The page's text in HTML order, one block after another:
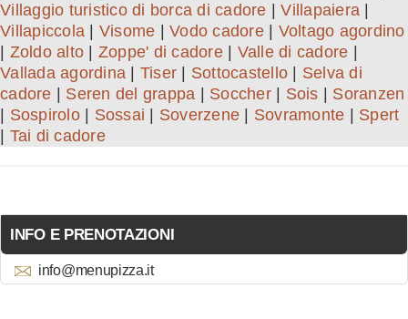
Villaggio turistico di borca di cadore |Villapaiera
Villapiccola
Visome Vodo cadore| Voltago agordino
Zoldo alto Zoppe' di cadore| Valle di cadore
Vallada agordina
Tiser Sottocastello
Selva di
cadore
Seren del grappa Soccher| Sois
Soranzen
Sospirolo| Sossai Soverzene Sovramonte
Spert
Tai di cadore
INFO E PRENOTAZIONI
info@menupizza.it